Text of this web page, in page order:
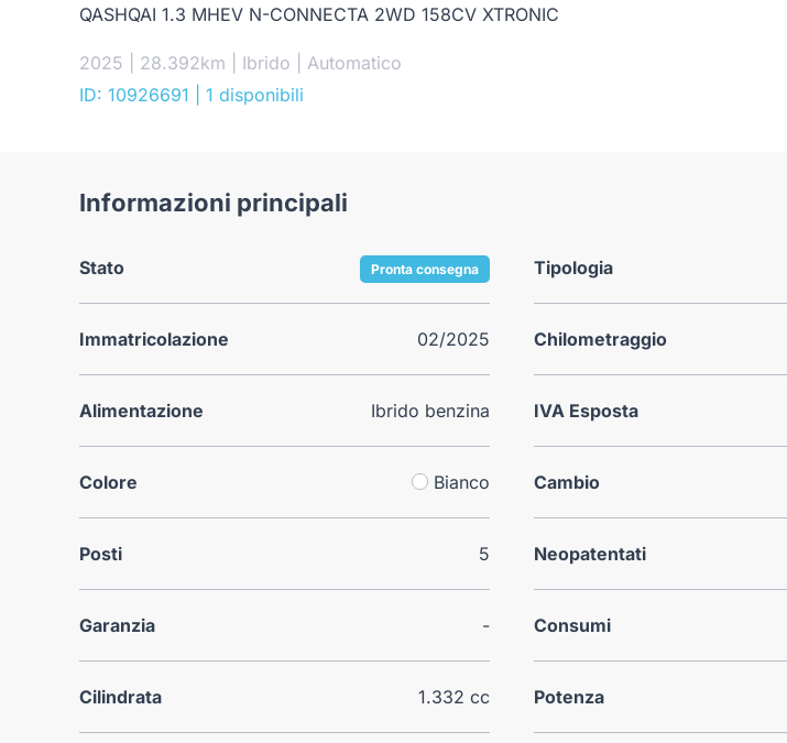
QASHQAI 1.3 MHEV N-CONNECTA 2WD 158CV XTRONIC
2025 | 28.392km | Ibrido | Automatico
ID: 10926691
| 1 disponibili
Informazioni principali
Stato Pronta consegna Tipologia
Immatricolazione 02/2025 Chilometraggio
Alimentazione Ibrido benzina IVA Esposta
Colore Bianco Cambio
Posti 5 Neopatentati
Garanzia - Consumi
Cilindrata 1.332 cc Potenza